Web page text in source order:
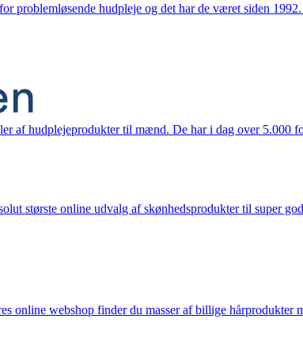
problemløsende hudpleje og det har de været siden
af hudplejeprodukter til mænd. De har i dag over
største online udvalg af skønhedsprodukter til super
online webshop finder du masser af billige hårprodukter